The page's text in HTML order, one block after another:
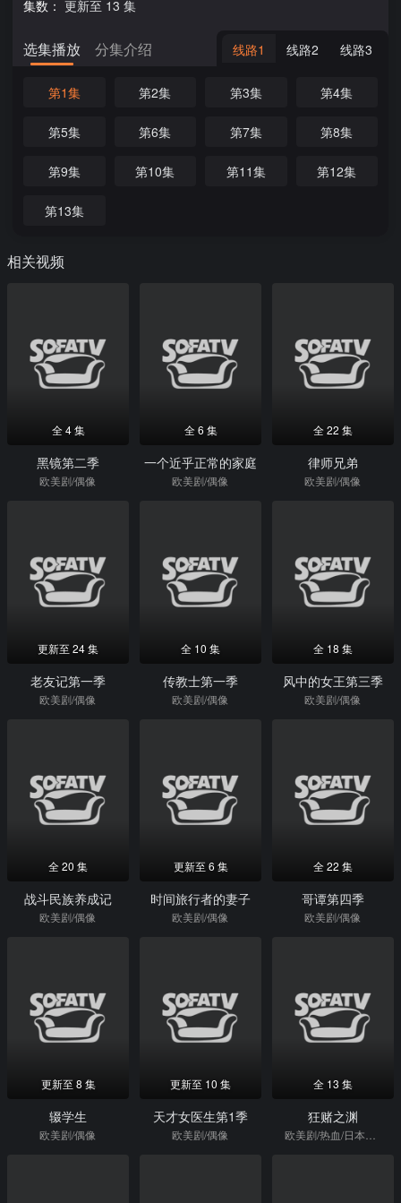
集数： 更新至 13 集
选集播放 分集介绍 线路1 线路2 线路3
第1集 第2集 第3集 第4集
第5集 第6集 第7集 第8集
第9集 第10集 第11集 第12集
第13集
相关视频
全 4 集
黑镜第二季
欧美剧/偶像
全 6 集
一个近乎正常的家庭
欧美剧/偶像
全 22 集
律师兄弟
欧美剧/偶像
更新至 24 集
老友记第一季
欧美剧/偶像
全 10 集
传教士第一季
欧美剧/偶像
全 18 集
风中的女王第三季
欧美剧/偶像
全 20 集
战斗民族养成记
欧美剧/偶像
更新至 6 集
时间旅行者的妻子
欧美剧/偶像
全 22 集
哥谭第四季
欧美剧/偶像
更新至 8 集
辍学生
欧美剧/偶像
更新至 10 集
天才女医生第1季
欧美剧/偶像
全 13 集
狂赌之渊
欧美剧/热血/日本动漫